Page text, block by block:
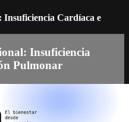
Insuficiencia Cardíaca e
Insuficiencia
Pulmonar